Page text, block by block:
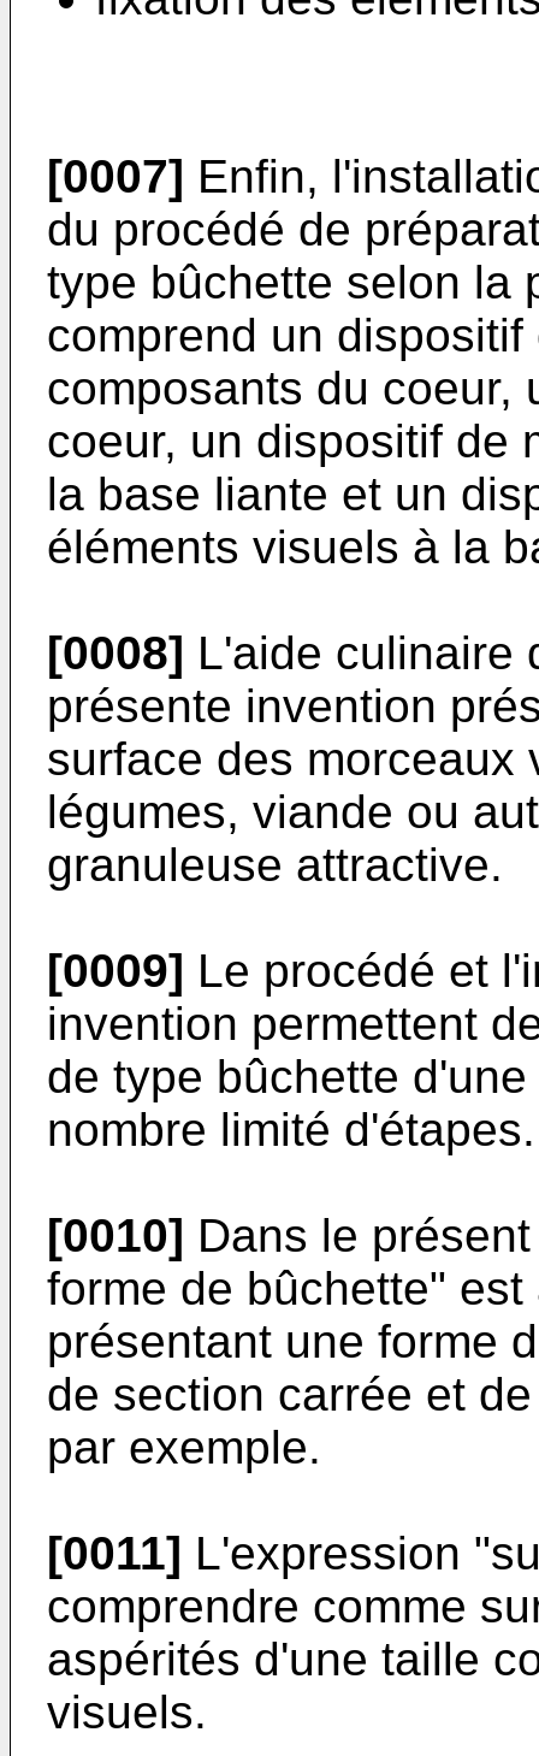
[0007] Enfin,
du procédé de
type bûchette selon la
comprend un
composants du coeur,
coeur, un dispositif de
la base liante et un
éléments visuels à la
[0008] L'aide culinaire
présente invention
surface des morceaux
légumes, viande ou
granuleuse attractive.
[0009] Le procédé et
invention permettent
de type bûchette
nombre limité d'étapes.
[0010] Dans le
forme de bûchette"
présentant une forme
de section carrée et
par exemple.
[0011] L'expression
comprendre comme
aspérités d'une taille
visuels.